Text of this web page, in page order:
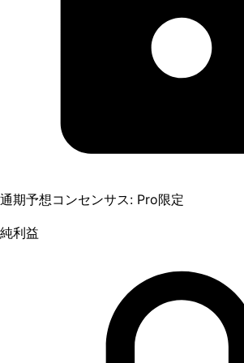
通期予想コンセンサス: Pro限定
純利益